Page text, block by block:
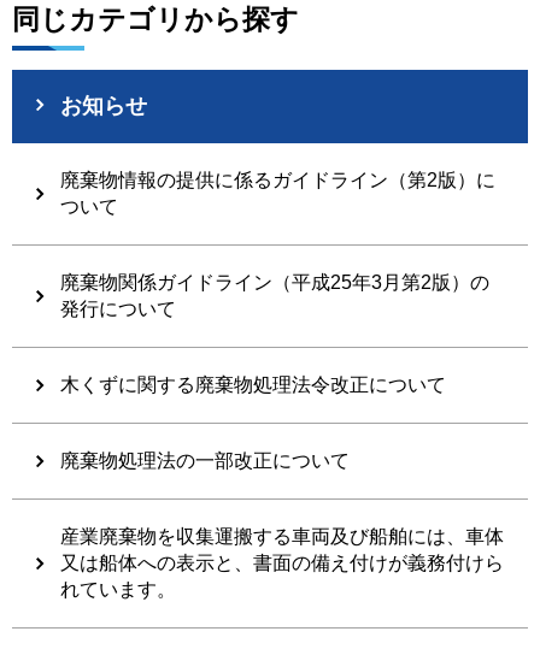
同じカテゴリから探す
お知らせ
廃棄物情報の提供に係るガイドライン（第2版）に
ついて
廃棄物関係ガイドライン（平成25年3月第2版）の
発行について
木くずに関する廃棄物処理法令改正について
廃棄物処理法の一部改正について
産業廃棄物を収集運搬する車両及び船舶には、車体
又は船体への表示と、書面の備え付けが義務付けら
れています。